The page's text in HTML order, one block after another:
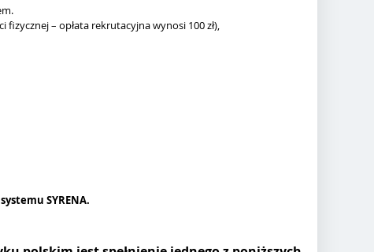
– opłata rekrutacyjna wynosi 100 zł),
SYRENA.